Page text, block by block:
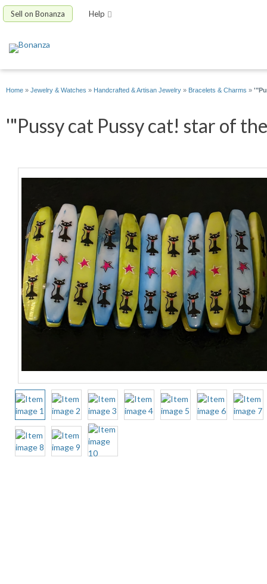
Sell on Bonanza Help
Home » Jewelry & Watches » Handcrafted & Artisan Jewelry » Bracelets & Charms »
'"Pussy cat Pussy cat! star of